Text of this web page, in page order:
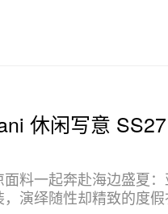
休闲写意
料一起奔赴海边盛夏
演绎随性却精致的度假